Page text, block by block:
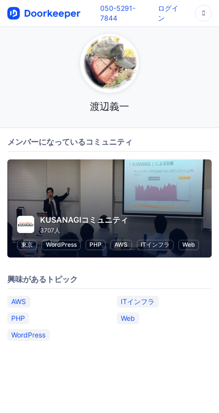
050-5291-
7844
ログイ
ン
渡辺義一
メンバーになっているコミュニティ
KUSANAGIコミュニティ
3707人
東京
WordPress PHP AWS ITインフラ Web
興味があるトピック
AWS
ITインフラ
PHP
Web
WordPress